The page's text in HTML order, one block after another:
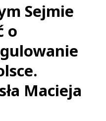
Sejmie
o
Macieja